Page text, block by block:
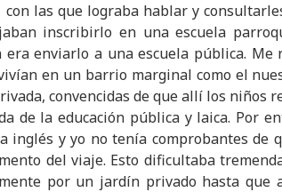
las que lograba hablar y
inscribirlo en una escuela
era enviarlo a una escuela pública.
en un barrio marginal como el
convencidas de que allí los niños
de la educación pública y laica. Por
inglés y yo no tenía comprobantes de
del viaje. Esto dificultaba
por un jardín privado hasta que